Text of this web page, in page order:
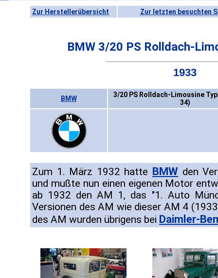
Zur Herstellerübersicht Zur letzten besuchten
BMW 3/20 PS Rolldach-
1933
BMW
3/20 PS Rolldach-Limousine
34)
Zum 1. März 1932 hatte BMW den
und mußte nun einen eigenen Motor
ab 1932 den AM 1, das "1. Auto
Versionen des AM wie dieser AM 4
des AM wurden übrigens bei Daimler-